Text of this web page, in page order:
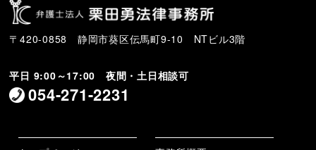
〒420-0858 静岡市葵区伝馬町9-10 NTビル3階
平日 9:00～17:00 夜間・土日相談可
054-271-2231